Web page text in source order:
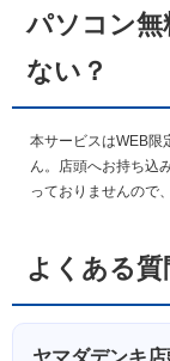
パソコン無
ない？
本サービスはWEB限
ん。店頭へお持ち込
っておりませんので
よくある質